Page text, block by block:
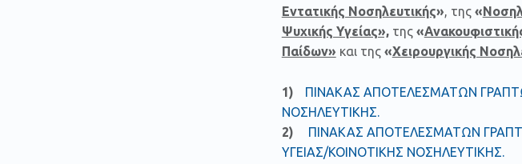
Εντατικής Νοσηλευτικής», της «
Ψυχικής Υγείας»,της «
Παίδων» και της «Χειρουργικής
ΠΙΝΑΚΑΣ ΑΠΟΤΕΛΕΣΜΑΤΩΝ
ΝΟΣΗΛΕΥΤΙΚΗΣ.
ΠΙΝΑΚΑΣ ΑΠΟΤΕΛΕΣΜΑΤΩΝ
ΥΓΕΙΑΣ/ΚΟΙΝΟΤΙΚΗΣ ΝΟΣΗΛΕΥΤΙΚΗΣ.